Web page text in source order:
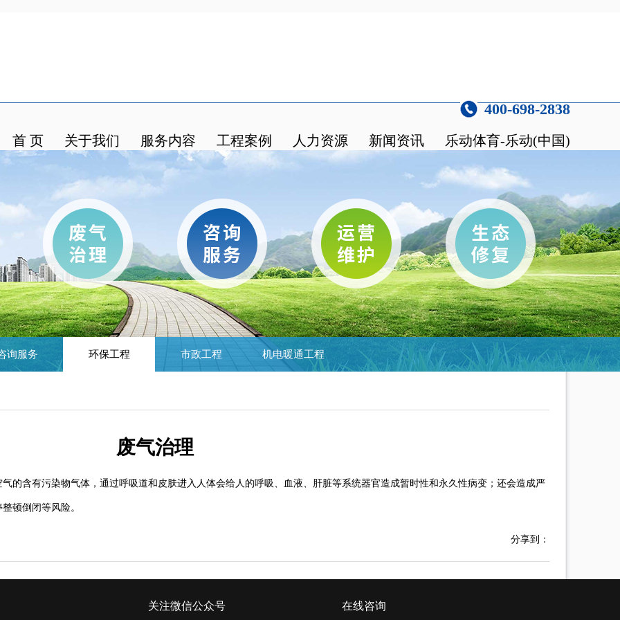
400-698-2838
首 页 关于我们 服务内容 工程案例 人力资源 新闻资讯 乐动体育-乐动(中国)
询服务 环保工程 市政工程 机电暖通工程
废气治理
的含有污染物气体，通过呼吸道和皮肤进入人体会给人的呼吸、血液、肝脏等系统器官造成暂时性和永久性病变；还会造成严
顿倒闭等风险。
分享到：
关注微信公众号 在线咨询